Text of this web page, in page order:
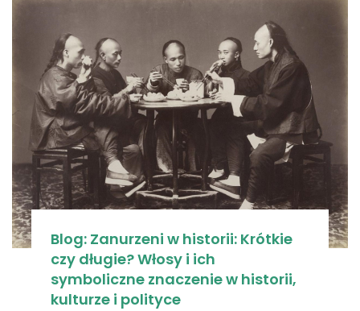
Blog: Zanurzeni w historii: Krótkie
czy długie? Włosy i ich
symboliczne znaczenie w historii,
kulturze i polityce